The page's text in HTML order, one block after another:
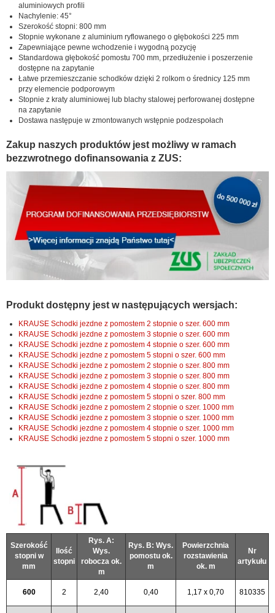
aluminiowych profili
Nachylenie: 45°
Szerokość stopni: 800 mm
Stopnie wykonane z aluminium ryflowanego o głębokości 225 mm
Zapewniające pewne wchodzenie i wygodną pozycję
Standardowa głębokość pomostu 700 mm, przedłużenie i poszerzenie
dostępne na zapytanie
Łatwe przemieszczanie schodków dzięki 2 rolkom o średnicy 125 mm
przy elemencie podporowym
Stopnie z kraty aluminiowej lub blachy stalowej perforowanej dostępne
na zapytanie
Dostawa następuje w zmontowanych wstępnie podzespołach
Zakup naszych produktów jest możliwy w ramach
bezzwrotnego dofinansowania z ZUS:
Produkt dostępny jest w następujących wersjach:
KRAUSE Schodki jezdne z pomostem 2 stopnie o szer. 600 mm
KRAUSE Schodki jezdne z pomostem 3 stopnie o szer. 600 mm
KRAUSE Schodki jezdne z pomostem 4 stopnie o szer. 600 mm
KRAUSE Schodki jezdne z pomostem 5 stopni o szer. 600 mm
KRAUSE Schodki jezdne z pomostem 2 stopnie o szer. 800 mm
KRAUSE Schodki jezdne z pomostem 3 stopnie o szer. 800 mm
KRAUSE Schodki jezdne z pomostem 4 stopnie o szer. 800 mm
KRAUSE Schodki jezdne z pomostem 5 stopni o szer. 800 mm
KRAUSE Schodki jezdne z pomostem 2 stopnie o szer. 1000 mm
KRAUSE Schodki jezdne z pomostem 3 stopnie o szer. 1000 mm
KRAUSE Schodki jezdne z pomostem 4 stopnie o szer. 1000 mm
KRAUSE Schodki jezdne z pomostem 5 stopni o szer. 1000 mm
Szerokość
stopni w
mm
Ilość
stopni
Rys. A:
Wys.
robocza ok.
m
Rys. B: Wys.
pomostu ok.
m
Powierzchnia
rozstawienia
ok. m
Nr
artykułu
600 2 2,40 0,40 1,17 x 0,70 810335